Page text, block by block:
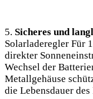
5. Sicheres und
Solarladeregler Für
direkter
Wechsel der
Metallgehäuse
die Lebensdauer des